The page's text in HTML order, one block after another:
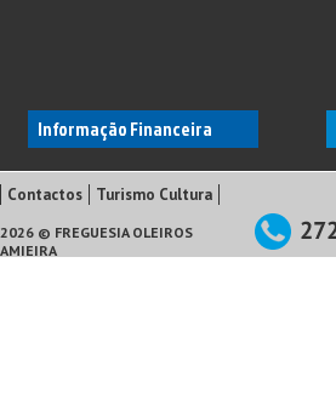
Informação Financeira
Contactos Turismo Cultura
2026 © FREGUESIA OLEIROS
AMIEIRA